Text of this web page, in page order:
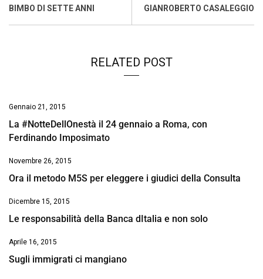
o
p
I
n
BIMBO DI SETTE ANNI
GIANROBERTO CASALEGGIO
RELATED POST
Gennaio 21, 2015
La #NotteDellOnestà il 24 gennaio a Roma, con
Ferdinando Imposimato
Novembre 26, 2015
Ora il metodo M5S per eleggere i giudici della Consulta
Dicembre 15, 2015
Le responsabilità della Banca dItalia e non solo
Aprile 16, 2015
Sugli immigrati ci mangiano